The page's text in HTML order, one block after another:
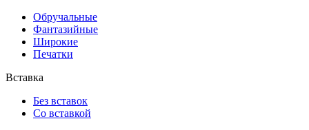
Обручальные
Фантазийные
Широкие
Печатки
Вставка
Без вставок
Со вставкой